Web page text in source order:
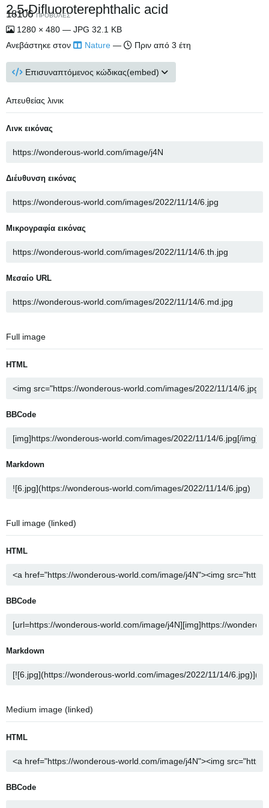
2,5-Difluoroterephthalic acid
18106ΠΡΟΒΟΛΈΣ
1280 × 480 — JPG 32.1 KB
Ανεβάστηκε στον
Nature — Πριν από 3 έτη
Επισυναπτόμενος κώδικας(embed)
Απευθείας λινικ
Λινκ εικόνας
Διέυθυνση εικόνας
Μικρογραφία εικόνας
Μεσαίο URL
Full image
HTML
BBCode
Markdown
Full image (linked)
HTML
BBCode
Markdown
Medium image (linked)
HTML
BBCode